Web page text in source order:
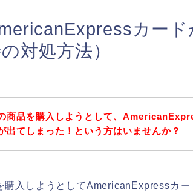
カード
対処方法）
商品を購入しようとして、
出てしまった！という方はいませんか？
購入しようとしてAmericanExpressカー